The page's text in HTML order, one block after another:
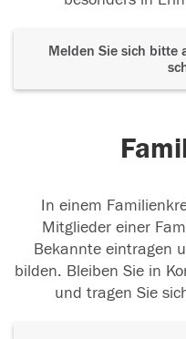
Melden Sie sich bitte
In einem
Mitglieder einer
Bekannte eintragen
bilden. Bleiben Sie in
und tragen Sie